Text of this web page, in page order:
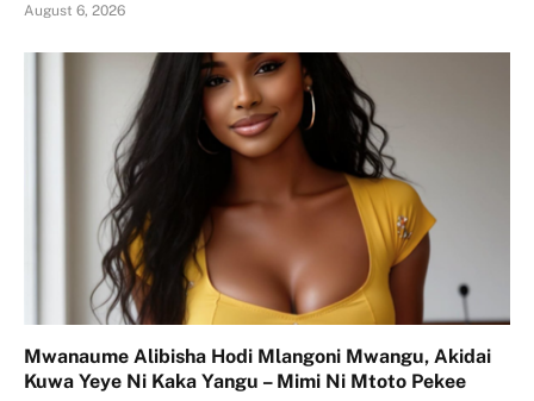
August 6, 2026
Mwanaume Alibisha Hodi Mlangoni Mwangu, Akidai
Kuwa Yeye Ni Kaka Yangu – Mimi Ni Mtoto Pekee